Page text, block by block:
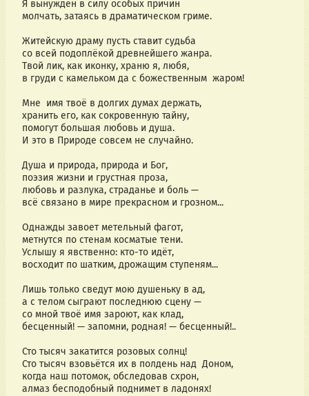
Я вынужден в силу особых причин
молчать, затаясь в драматическом гриме.
Житейскую драму пусть ставит судьба
со всей подоплёкой древнейшего жанра.
Твой лик, как иконку, храню я, любя,
в груди с камельком да с божественным  жаром!
Мне  имя твоё в долгих думах держать,
хранить его, как сокровенную тайну,
помогут большая любовь и душа.
И это в Природе совсем не случайно.
Душа и природа, природа и Бог,
поэзия жизни и грустная проза,
любовь и разлука, страданье и боль —
всё связано в мире прекрасном и грозном...
Однажды завоет метельный фагот,
метнутся по стенам косматые тени.
Услышу я явственно: кто-то идёт,
восходит по шатким, дрожащим ступеням...
Лишь только сведут мою душеньку в ад,
а с телом сыграют последнюю сцену —
со мной твоё имя зароют, как клад,
бесценный! — запомни, родная! — бесценный!..
Сто тысяч закатится розовых солнц!
Сто тысяч взовьётся их в полдень над  Доном,
когда наш потомок, обследовав схрон,
алмаз бесподобный поднимет в ладонях!